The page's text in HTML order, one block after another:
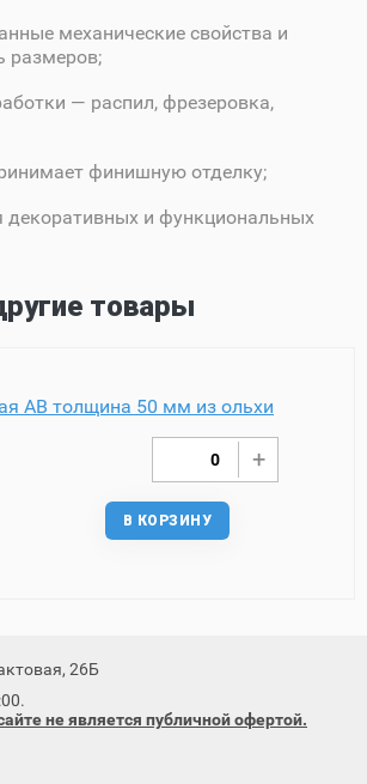
механические свойства и
размеров;
— распил, фрезеровка,
финишную отделку;
декоративных и функциональных
товары
AB толщина 50 мм из ольхи
В КОРЗИНУ
26Б
не является публичной офертой.